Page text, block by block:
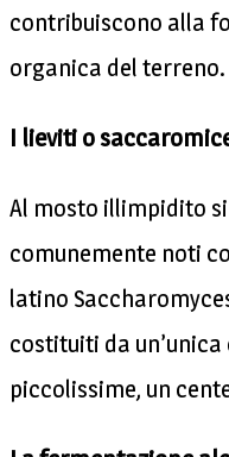
contribuiscono alla
organica del terreno.
I lieviti o
Al mosto illimpidito
comunemente noti
latino
costituiti da
piccolissime, un